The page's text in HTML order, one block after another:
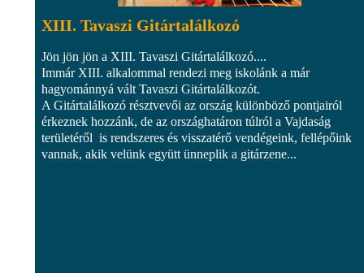
XIII. Tavaszi Gitártalálkozó
Jön jön jön a XIII. Tavaszi Gitártalálkozó....
Immár XIII. alkalommal rendezi meg iskolánk a már
hagyománnyá vált Tavaszi Gitártalálkozót.
A Gitártalálkozó résztvevői az ország különböző pontjairól
érkeznek hozzánk, de az országhatáron túlról a Vajdaság
területéről is rendszeres és visszatérő vendégeink, fellépőink
vannak, akik velünk együtt ünneplik a gitárzene...